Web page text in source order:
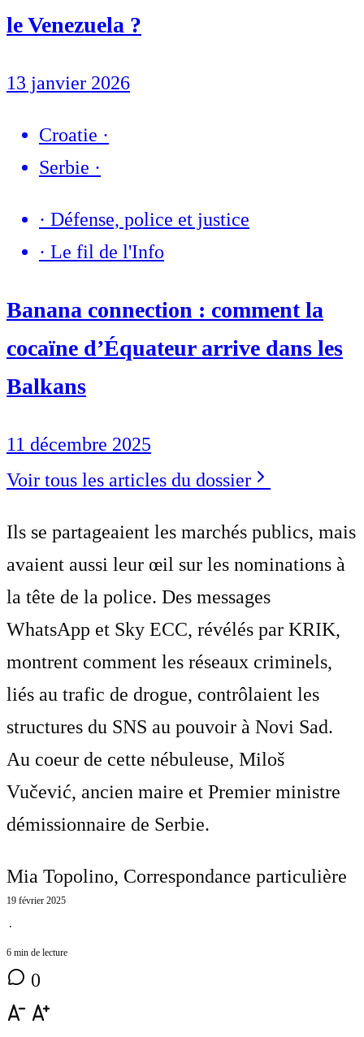
le Venezuela ?
13 janvier 2026
Croatie ·
Serbie ·
· Défense, police et justice
· Le fil de l'Info
Banana connection : comment la
cocaïne d’Équateur arrive dans les
Balkans
11 décembre 2025
Voir tous les articles du dossier
Ils se partageaient les marchés publics, mais
avaient aussi leur œil sur les nominations à
la tête de la police. Des messages
WhatsApp et Sky ECC, révélés par KRIK,
montrent comment les réseaux criminels,
liés au trafic de drogue, contrôlaient les
structures du SNS au pouvoir à Novi Sad.
Au coeur de cette nébuleuse, Miloš
Vučević, ancien maire et Premier ministre
démissionnaire de Serbie.
Mia Topolino, Correspondance particulière
19 février 2025
⋅
6 min de lecture
0